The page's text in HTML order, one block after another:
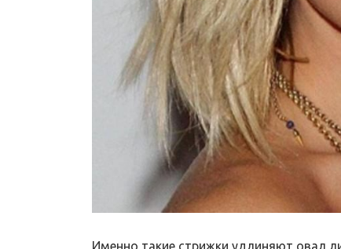
Именно такие стрижки удлиняют овал